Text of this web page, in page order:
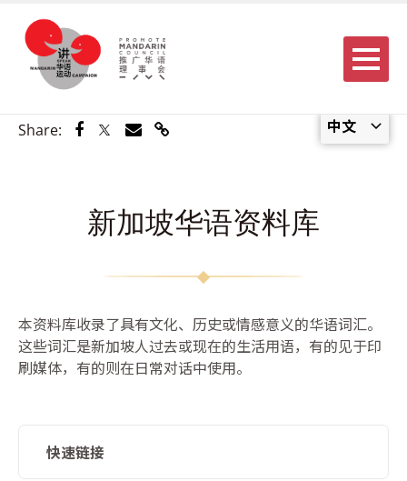
中文
Menu
Share: Share via Facebook
Share via Twitter
Share via Email
Share via Link
新加坡华语资料库
本资料库收录了具有文化、历史或情感意义的华语词汇。
这些词汇是新加坡人过去或现在的生活用语，有的见于印
刷媒体，有的则在日常对话中使用。
快速链接